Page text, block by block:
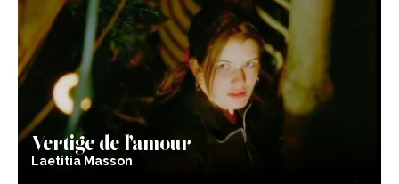
Vertige de l’amour
Laetitia Masson